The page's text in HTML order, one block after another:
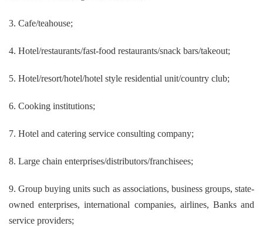
3. Cafe/teahouse;
4. Hotel/restaurants/fast-food restaurants/snack bars/takeout;
5. Hotel/resort/hotel/hotel style residential unit/country club;
6. Cooking institutions;
7. Hotel and catering service consulting company;
8. Large chain enterprises/distributors/franchisees;
9. Group buying units such as associations, business groups, state-
owned enterprises, international companies, airlines, Banks and
service providers;